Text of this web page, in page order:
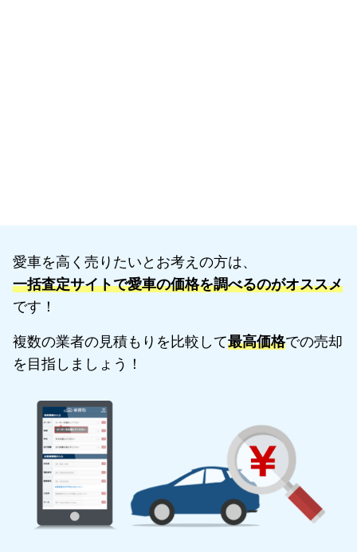
愛車を高く売りたいとお考えの方は、
一括査定サイトで愛車の価格を調べるのがオススメ
です！
複数の業者の見積もりを比較して最高価格での売却
を目指しましょう！